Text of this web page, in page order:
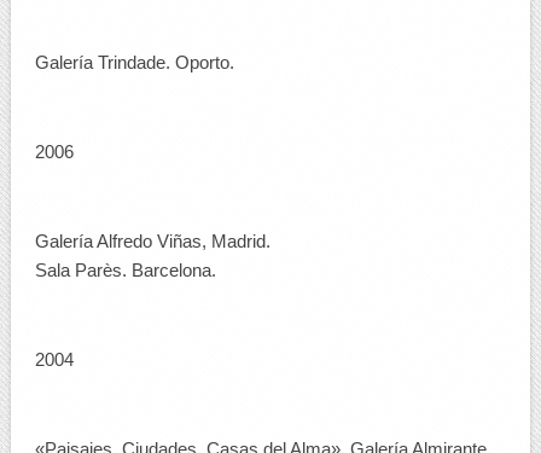
Galería Trindade. Oporto.
2006
Galería Alfredo Viñas, Madrid.
Sala Parès. Barcelona.
2004